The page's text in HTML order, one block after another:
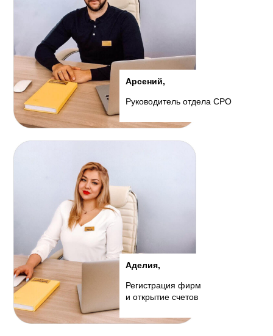
Арсений,
Руководитель отдела СРО
Аделия,
Регистрация фирм
и открытие счетов